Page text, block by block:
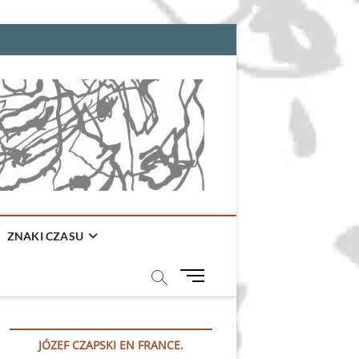
ZNAKI CZASU
M
u
JÓZEF CZAPSKI EN FRANCE.